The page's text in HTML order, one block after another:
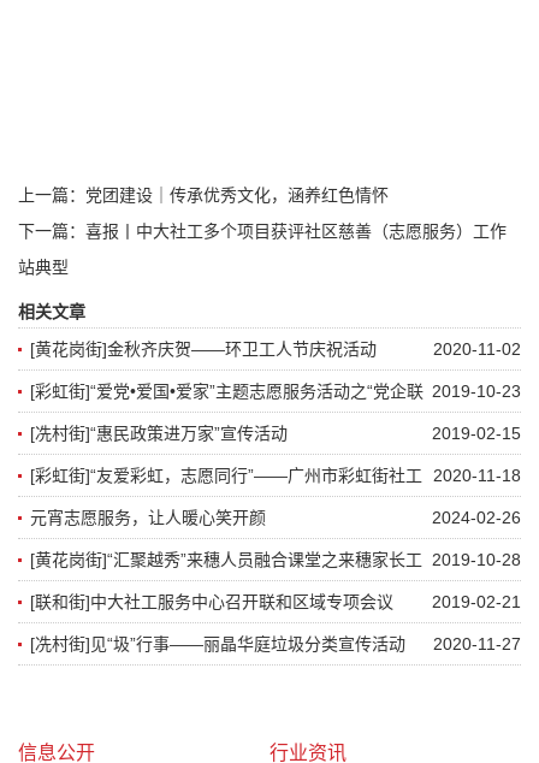
上一篇： 党团建设｜传承优秀文化，涵养红色情怀
下一篇： 喜报丨中大社工多个项目获评社区慈善（志愿服务）工作
站典型
相关文章
2020-11-02
[黄花岗街]金秋齐庆贺——环卫工人节庆祝活动
2019-10-23
[彩虹街]“爱党•爱国•爱家”主题志愿服务活动之“党企联
心护耆安，敬老风尚传彩虹”探访活动 2019-02-15
[冼村街]“惠民政策进万家”宣传活动
2020-11-18
[彩虹街]“友爱彩虹，志愿同行”——广州市彩虹街社工
站2019年度优秀志愿者表扬大会 2024-02-26
元宵志愿服务，让人暖心笑开颜
2019-10-28
[黄花岗街]“汇聚越秀”来穗人员融合课堂之来穗家长工
作坊讲座 2019-02-21
[联和街]中大社工服务中心召开联和区域专项会议
2020-11-27
[冼村街]见“圾”行事——丽晶华庭垃圾分类宣传活动
信息公开 行业资讯